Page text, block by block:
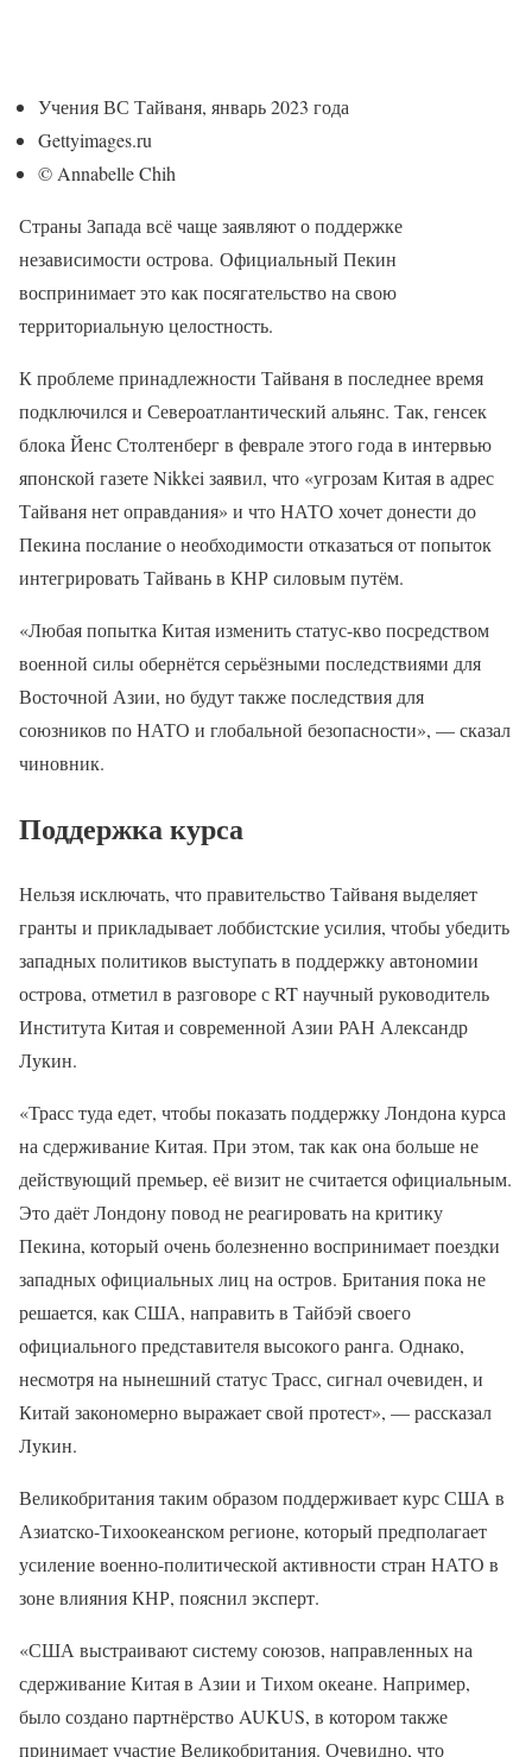
Учения ВС Тайваня, январь 2023 года
Gettyimages.ru
© Annabelle Chih
Страны Запада всё чаще заявляют о поддержке
независимости острова. Официальный Пекин
воспринимает это как посягательство на свою
территориальную целостность.
К проблеме принадлежности Тайваня в последнее время
подключился и Североатлантический альянс. Так, генсек
блока Йенс Столтенберг в феврале этого года в интервью
японской газете Nikkei заявил, что «угрозам Китая в адрес
Тайваня нет оправдания» и что НАТО хочет донести до
Пекина послание о необходимости отказаться от попыток
интегрировать Тайвань в КНР силовым путём.
«Любая попытка Китая изменить статус-кво посредством
военной силы обернётся серьёзными последствиями для
Восточной Азии, но будут также последствия для
союзников по НАТО и глобальной безопасности», — сказал
чиновник.
Поддержка курса
Нельзя исключать, что правительство Тайваня выделяет
гранты и прикладывает лоббистские усилия, чтобы убедить
западных политиков выступать в поддержку автономии
острова, отметил в разговоре с RT научный руководитель
Института Китая и современной Азии РАН Александр
Лукин.
«Трасс туда едет, чтобы показать поддержку Лондона курса
на сдерживание Китая. При этом, так как она больше не
действующий премьер, её визит не считается официальным.
Это даёт Лондону повод не реагировать на критику
Пекина, который очень болезненно воспринимает поездки
западных официальных лиц на остров. Британия пока не
решается, как США, направить в Тайбэй своего
официального представителя высокого ранга. Однако,
несмотря на нынешний статус Трасс, сигнал очевиден, и
Китай закономерно выражает свой протест», — рассказал
Лукин.
Великобритания таким образом поддерживает курс США в
Азиатско-Тихоокеанском регионе, который предполагает
усиление военно-политической активности стран НАТО в
зоне влияния КНР, пояснил эксперт.
«США выстраивают систему союзов, направленных на
сдерживание Китая в Азии и Тихом океане. Например,
было создано партнёрство AUKUS, в котором также
принимает участие Великобритания. Очевидно, что